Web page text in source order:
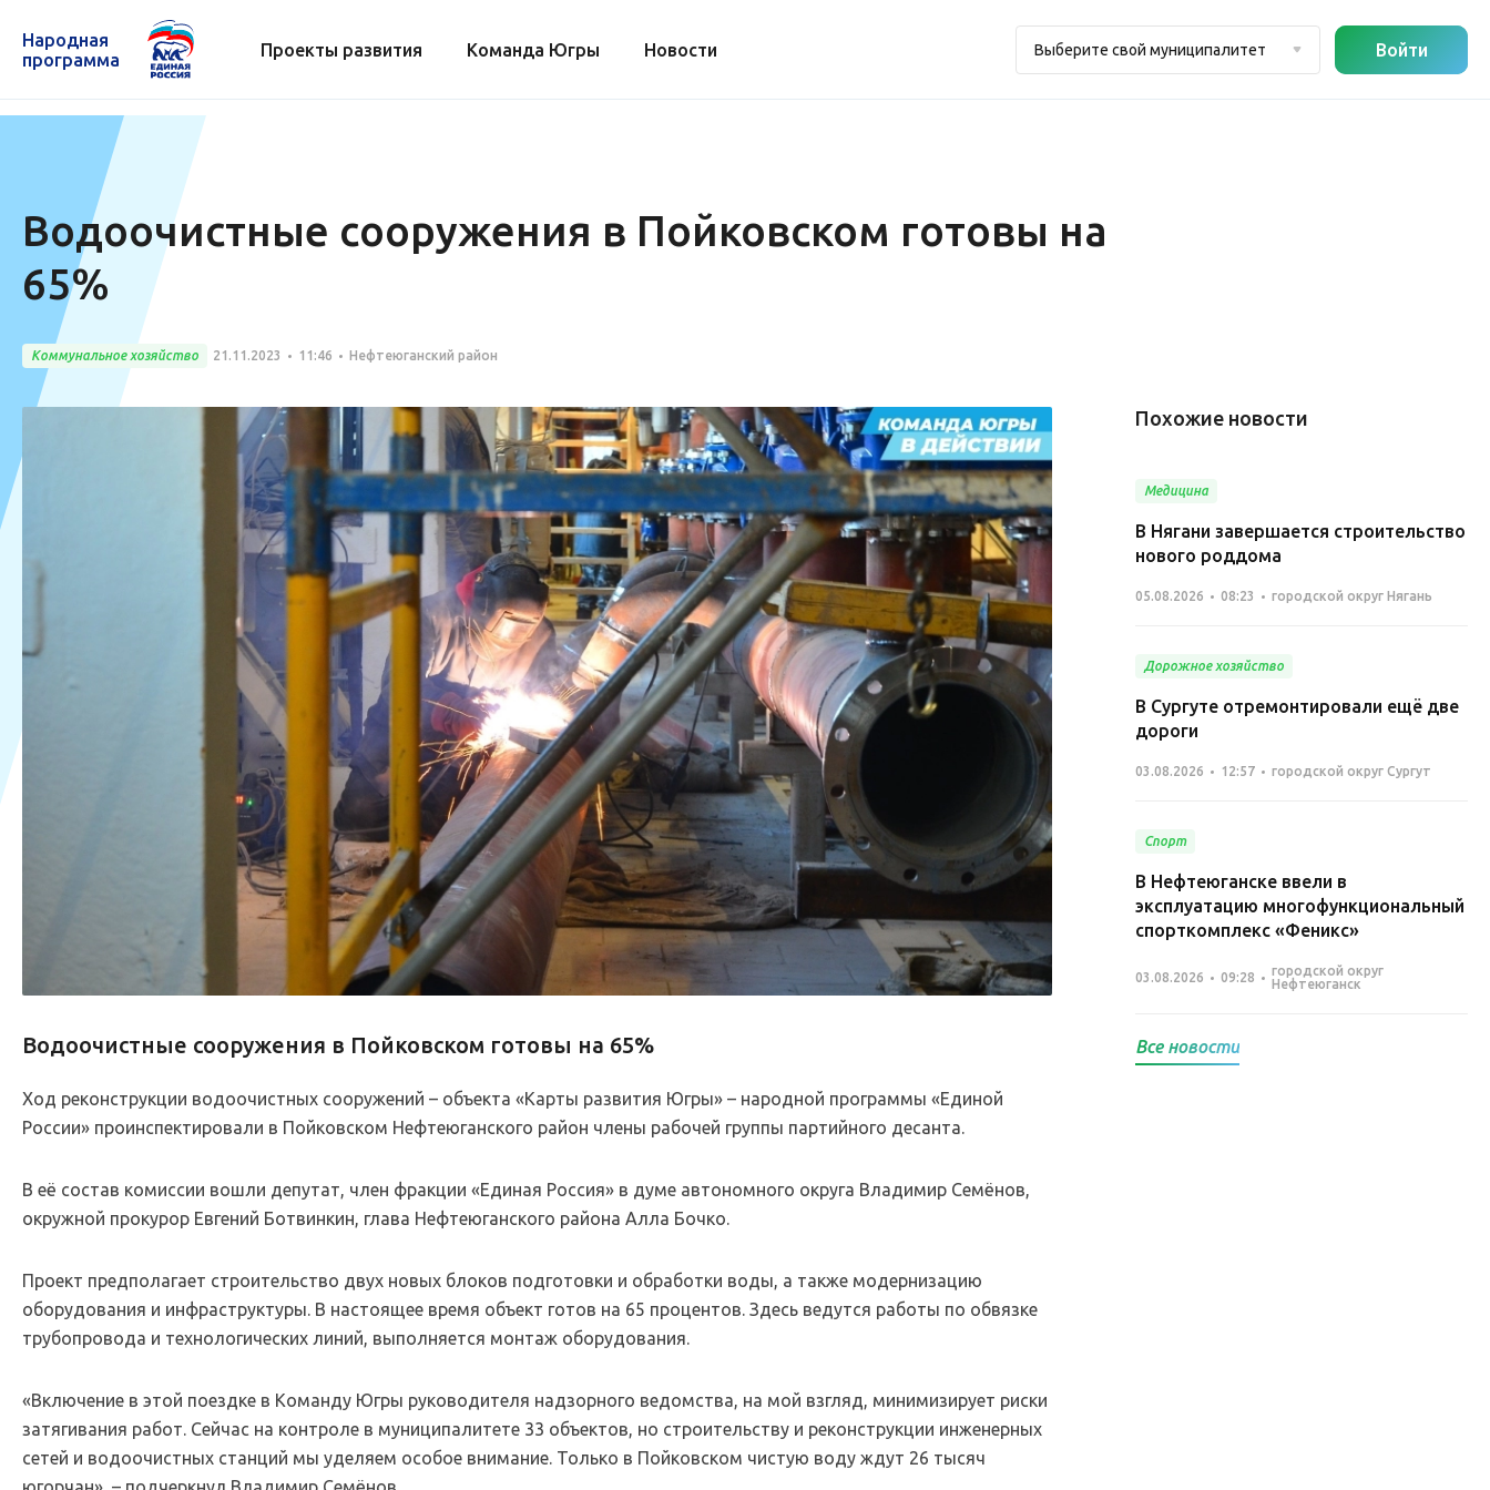
Народная
программа
Проекты развития Команда Югры Новости Выберите свой муниципалитет Войти
Водоочистные сооружения в Пойковском готовы на
65%
Коммунальное хозяйство 21.11.2023 11:46 Нефтеюганский район
Водоочистные сооружения в Пойковском готовы на 65%
Ход реконструкции водоочистных сооружений – объекта «Карты развития Югры» – народной программы «Единой
России» проинспектировали в Пойковском Нефтеюганского район члены рабочей группы партийного десанта.
В её состав комиссии вошли депутат, член фракции «Единая Россия» в думе автономного округа Владимир Семёнов,
окружной прокурор Евгений Ботвинкин, глава Нефтеюганского района Алла Бочко.
Проект предполагает строительство двух новых блоков подготовки и обработки воды, а также модернизацию
оборудования и инфраструктуры. В настоящее время объект готов на 65 процентов. Здесь ведутся работы по обвязке
трубопровода и технологических линий, выполняется монтаж оборудования.
«Включение в этой поездке в Команду Югры руководителя надзорного ведомства, на мой взгляд, минимизирует риски
затягивания работ. Сейчас на контроле в муниципалитете 33 объектов, но строительству и реконструкции инженерных
сетей и водоочистных станций мы уделяем особое внимание. Только в Пойковском чистую воду ждут 26 тысяч
Похожие новости
Медицина
В Нягани завершается строительство
нового роддома
05.08.2026 08:23 городской округ Нягань
Дорожное хозяйство
В Сургуте отремонтировали ещё две
дороги
03.08.2026 12:57 городской округ Сургут
Спорт
В Нефтеюганске ввели в
эксплуатацию многофункциональный
спорткомплекс «Феникс»
03.08.2026 09:28
городской округ
Нефтеюганск
Все новости